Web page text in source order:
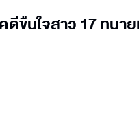
ขืนใจสาว 17 ทนา